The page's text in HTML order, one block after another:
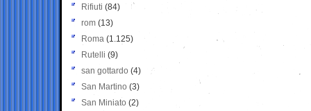
Rifiuti (84)
rom (13)
Roma (1.125)
Rutelli (9)
san gottardo (4)
San Martino (3)
San Miniato (2)